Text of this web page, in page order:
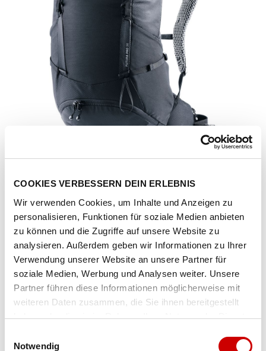
COOKIES VERBESSERN DEIN ERLEBNIS
Wir verwenden Cookies, um Inhalte und Anzeigen zu
personalisieren, Funktionen für soziale Medien anbieten
zu können und die Zugriffe auf unsere Website zu
analysieren. Außerdem geben wir Informationen zu Ihrer
Verwendung unserer Website an unsere Partner für
soziale Medien, Werbung und Analysen weiter. Unsere
Partner führen diese Informationen möglicherweise mit
weiteren Daten zusammen, die Sie ihnen bereitgestellt
haben oder die sie im Rahmen Ihrer Nutzung der Dienste
Notwendig
Artikel-Nr.3000806966
Farbe black